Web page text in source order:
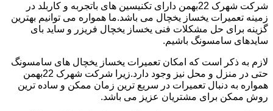
شرکت شهرک 22بهمن دارای تکنیسین های باتجربه و کاربلد در
زمینه تعمیرات یخساز یخچال می باشد.ما همواره می توانیم بهترین
گزینه برای حل مشکلات فنی یخساز یخچال فریزر و ساید بای
سایدهای سامسونگ باشیم.
لازم به ذکر است که امکان تعمیرات یخساز یخچال های سامسونگ
حتی در منزل و محل نیز وجود دارد.زیرا شرکت شهرک 22بهمن
همواره به دنبال تعمیرات در سریع ترین زمان ممکن و ساده ترین
روش ممکن برای مشتریان عزیز می باشد.